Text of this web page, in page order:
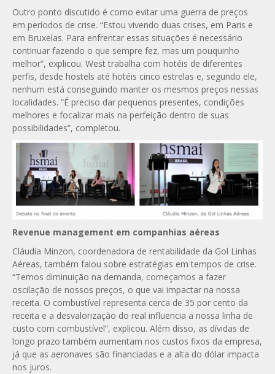
Outro ponto discutido é como evitar uma guerra de preços
em períodos de crise. “Estou vivendo duas crises, em Paris e
em Bruxelas. Para enfrentar essas situações é necessário
continuar fazendo o que sempre fez, mas um pouquinho
melhor”, explicou. West trabalha com hotéis de diferentes
perfis, desde hostels até hotéis cinco estrelas e, segundo ele,
nenhum está conseguindo manter os mesmos preços nessas
localidades. “É preciso dar pequenos presentes, condições
melhores e focalizar mais na perfeição dentro de suas
possibilidades”, completou.
Revenue management em companhias aéreas
Cláudia Minzon, coordenadora de rentabilidade da Gol Linhas
Aéreas, também falou sobre estratégias em tempos de crise.
“Temos diminuição na demanda, começamos a fazer
oscilação de nossos preços, o que vai impactar na nossa
receita. O combustível representa cerca de 35 por cento da
receita e a desvalorização do real influencia a nossa linha de
custo com combustível”, explicou. Além disso, as dívidas de
longo prazo também aumentam nos custos fixos da empresa,
já que as aeronaves são financiadas e a alta do dólar impacta
nos juros.